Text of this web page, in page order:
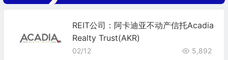
REIT公司：阿卡迪亚不动产信托Acadia
Realty Trust(AKR)
02/12 5,892